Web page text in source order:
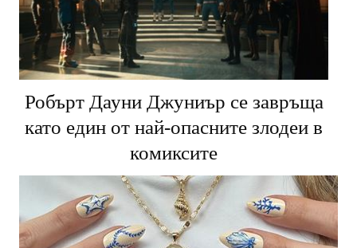
Робърт Дауни Джуниър се завръща
като един от най-опасните злодеи в
комиксите